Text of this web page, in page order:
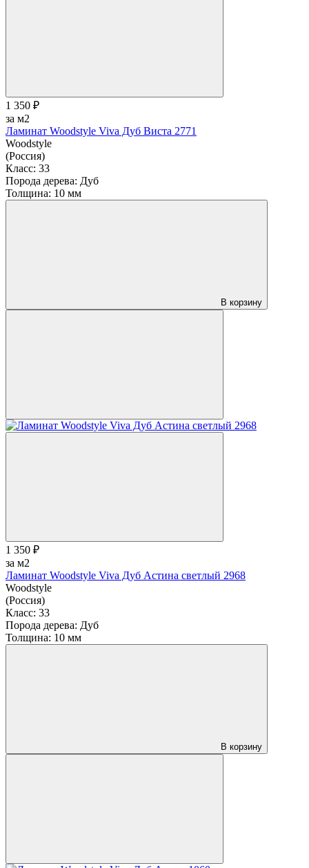
1 350 ₽
за м2
Ламинат Woodstyle Viva Дуб Виста 2771
Woodstyle
(Россия)
Класс: 33
Порода дерева: Дуб
Толщина: 10 мм
В корзину
1 350 ₽
за м2
Ламинат Woodstyle Viva Дуб Астина светлый 2968
Woodstyle
(Россия)
Класс: 33
Порода дерева: Дуб
Толщина: 10 мм
В корзину